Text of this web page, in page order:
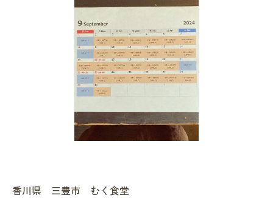
香川県 三豊市 むく食堂